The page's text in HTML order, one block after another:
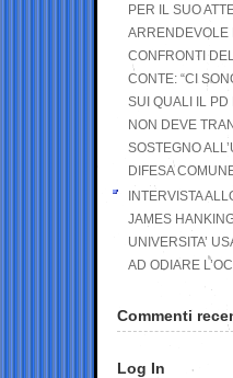
PER IL SUO
ARRENDEVOLE
CONFRONTI
CONTE: “CI
SUI QUALI IL PD
NON DEVE
SOSTEGNO
DIFESA
INTERVISTA
JAMES
UNIVERSITA’
AD ODIARE
Commenti
Log In